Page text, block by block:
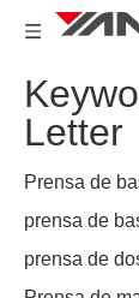
Letter
Prensa de
prensa de
prensa de